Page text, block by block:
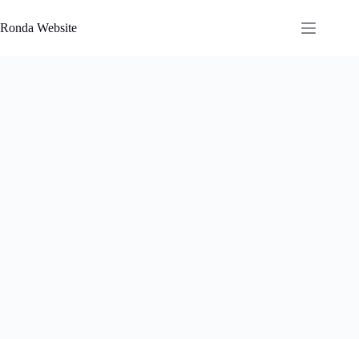
al
contenido
Ronda Website